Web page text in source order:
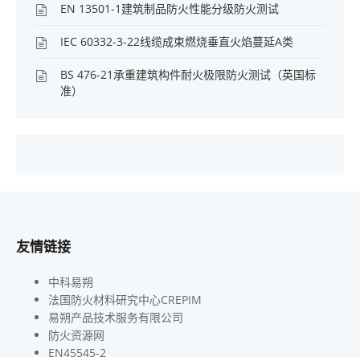
EN 13501-1建筑制品防火性能分级防火测试
IEC 60332-3-22线缆成束燃烧垂直火焰蔓延A类
BS 476-21承重建筑构件耐火极限防火测试（英国标
准）
友情链接
中科易朔
法国防火材料研究中心CREPIM
易朔产品技术服务有限公司
防火资源网
EN45545-2